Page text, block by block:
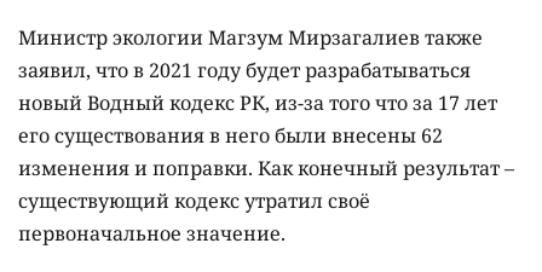
Министр экологии Магзум Мирзагалиев также
заявил, что в 2021 году будет разрабатываться
новый Водный кодекс РК, из-за того что за 17 лет
его существования в него были внесены 62
изменения и поправки. Как конечный результат –
существующий кодекс утратил своё
первоначальное значение.